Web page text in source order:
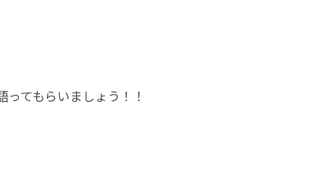
てもらいましょう！！